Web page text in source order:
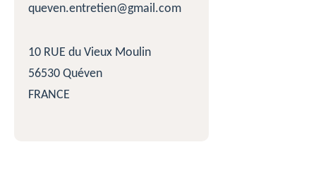
queven.entretien@gmail.com
10 RUE du Vieux Moulin
56530 Quéven
FRANCE